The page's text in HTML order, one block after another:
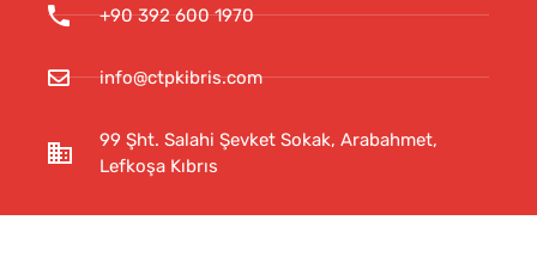
+90 392 600 1970
info@ctpkibris.com
99 Şht. Salahi Şevket Sokak, Arabahmet,
Lefkoşa Kıbrıs